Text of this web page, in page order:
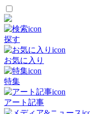
探す
お気に入り
特集
アート記事